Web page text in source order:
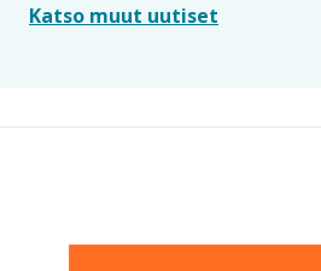
Katso muut uutiset